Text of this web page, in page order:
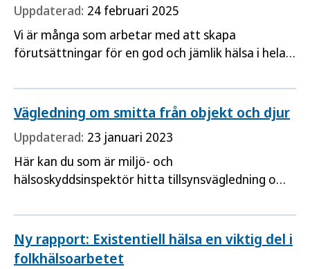
Uppdaterad: 24 februari 2025
Vi är många som arbetar med att skapa
förutsättningar för en god och jämlik hälsa i hela
Folkhälsomyndigheten tagit fram en
kunskapsmodell för hur arbetet kan läggas upp.
Tanken är att modellen ska bidra till ett
strukturerat och långsiktigt arbete som
Vägledning om smitta från objekt och djur
Uppdaterad: 23 januari 2023
Här kan du som är miljö- och
hälsoskyddsinspektör hitta tillsynsvägledning om
Här kan du också hitta stöd för att förbereda dig
och kunna hantera ett eventuellt
smittspårningsärende.
Ny rapport: Existentiell hälsa en viktig del i
folkhälsoarbetet